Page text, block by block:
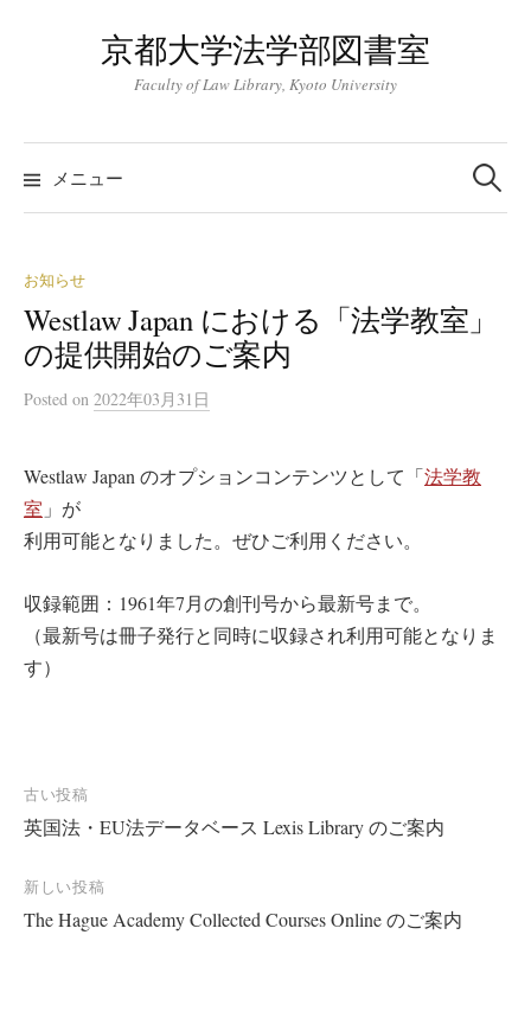
ツ
へ
ス
ッ
京都大学法学部図書室
Faculty of Law Library, Kyoto University
メニュー
検
索:
お知らせ
Westlaw Japan における「法学教室」
の提供開始のご案内
Posted on 2022年03月31日
Westlaw Japan のオプションコンテンツとして「法学教
室 」が
利用可能となりました。ぜひご利用ください。
収録範囲：1961年7月の創刊号から最新号まで。
（最新号は冊子発行と同時に収録され利用可能となりま
す）
投
稿
ナ
ビ
古い投稿
英国法・EU法データベース Lexis Library のご案内
新しい投稿
The Hague Academy Collected Courses Online のご案内